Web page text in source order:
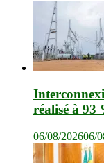
réalisé à 93
06/08/202606/